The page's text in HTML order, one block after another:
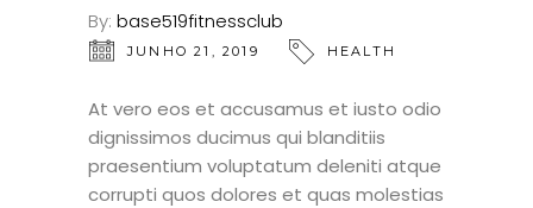
By: base519fitnessclub
JUNHO 21, 2019 HEALTH
At vero eos et accusamus et iusto odio
dignissimos ducimus qui blanditiis
praesentium voluptatum deleniti atque
corrupti quos dolores et quas molestias